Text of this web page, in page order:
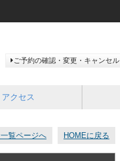
ご予約の確認・変更・キャンセル
アクセス
覧ページへ HOMEに戻る